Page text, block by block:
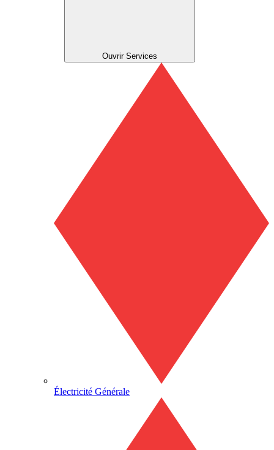
Ouvrir Services
Électricité Générale